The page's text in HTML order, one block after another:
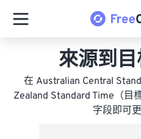
來源到
在 Australian Central
Zealand Standard Time（目
字段即可